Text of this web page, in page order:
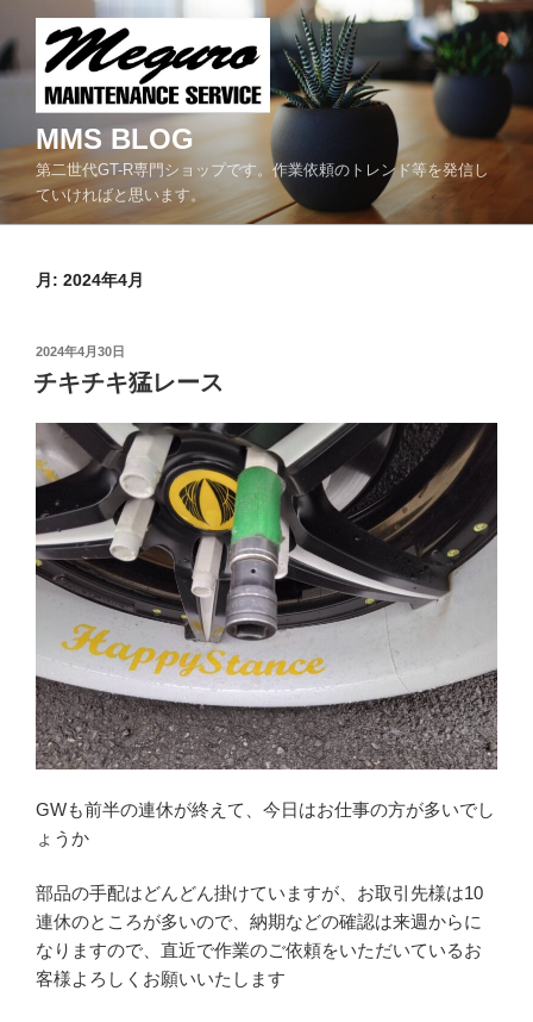
ン
テ
へ
MMS BLOG
第二世代GT-R専門ショップです。作業依頼のトレンド等を発信し
ていければと思います。
月: 2024年4月
投
稿
日:
2024年4月30日
チキチキ猛レース
GWも前半の連休が終えて、今日はお仕事の方が多いでし
ょうか
部品の手配はどんどん掛けていますが、お取引先様は10
連休のところが多いので、納期などの確認は来週からに
なりますので、直近で作業のご依頼をいただいているお
客様よろしくお願いいたします